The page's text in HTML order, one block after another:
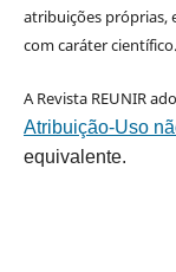
atribuições próprias,
com caráter científico.
A Revista REUNIR
Atribuição-Uso
equivalente.